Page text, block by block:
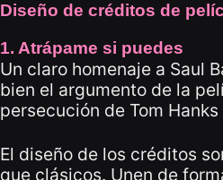
Diseño de créditos de
1. Atrápame si puedes
Un claro homenaje a Saul
bien el argumento de la
persecución de Tom
El diseño de los créditos
que clásicos. Unen de